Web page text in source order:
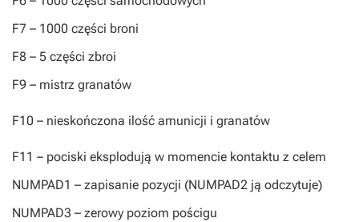
F7 – 1000 części broni
F8 – 5 części zbroi
F9 – mistrz granatów
F10 – nieskończona ilość amunicji i granatów
F11 – pociski eksplodują w momencie kontaktu z celem
NUMPAD1 – zapisanie pozycji (NUMPAD2 ją odczytuje)
NUMPAD3 – zerowy poziom pościgu